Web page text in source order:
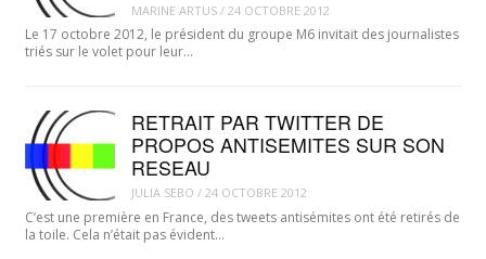
MARINE ARTUS/ 24 OCTOBRE 2012
Le 17 octobre 2012, le président du groupe M6 invitait des journalistes
triés sur le volet pour leur…
RETRAIT PAR TWITTER DE
PROPOS ANTISEMITES SUR SON
RESEAU
JULIA SEBO / 24 OCTOBRE 2012
C’est une première en France, des tweets antisémites ont été retirés de
la toile. Cela n’était pas évident…